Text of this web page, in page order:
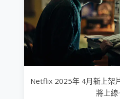
Netflix 2025年 4月新上架
將上線